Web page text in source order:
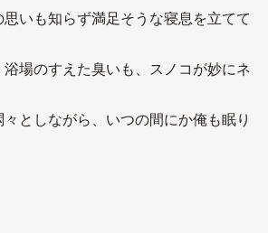
いも知らず満足そうな寝息を立てて
場のすえた臭いも、スノコが妙にネ
としながら、いつの間にか俺も眠り